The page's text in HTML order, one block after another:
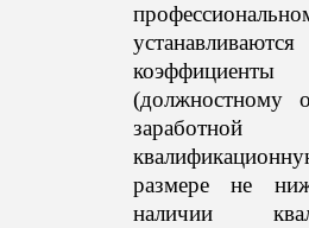
(должностному
размере не
наличии